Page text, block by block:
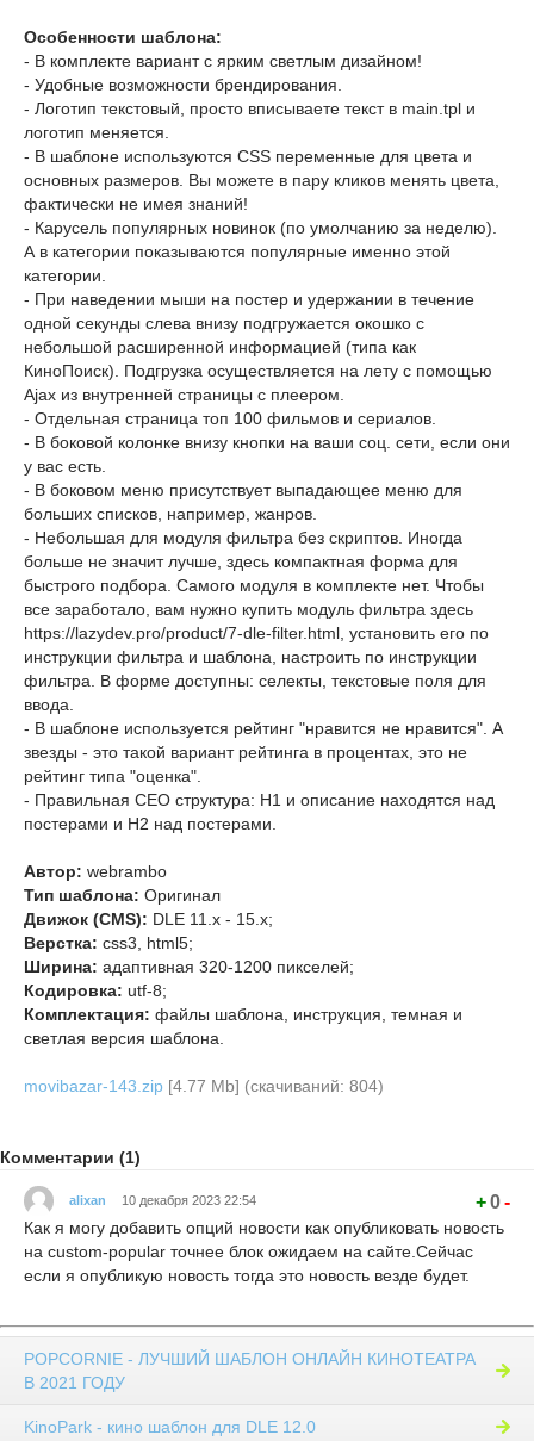
Особенности шаблона:
- В комплекте вариант с ярким светлым дизайном!
- Удобные возможности брендирования.
- Логотип текстовый, просто вписываете текст в main.tpl и
логотип меняется.
- В шаблоне используются CSS переменные для цвета и
основных размеров. Вы можете в пару кликов менять цвета,
фактически не имея знаний!
- Карусель популярных новинок (по умолчанию за неделю).
А в категории показываются популярные именно этой
категории.
- При наведении мыши на постер и удержании в течение
одной секунды слева внизу подгружается окошко с
небольшой расширенной информацией (типа как
КиноПоиск). Подгрузка осуществляется на лету с помощью
Ajax из внутренней страницы с плеером.
- Отдельная страница топ 100 фильмов и сериалов.
- В боковой колонке внизу кнопки на ваши соц. сети, если они
у вас есть.
- В боковом меню присутствует выпадающее меню для
больших списков, например, жанров.
- Небольшая для модуля фильтра без скриптов. Иногда
больше не значит лучше, здесь компактная форма для
быстрого подбора. Самого модуля в комплекте нет. Чтобы
все заработало, вам нужно купить модуль фильтра здесь
https://lazydev.pro/product/7-dle-filter.html, установить его по
инструкции фильтра и шаблона, настроить по инструкции
фильтра. В форме доступны: селекты, текстовые поля для
ввода.
- В шаблоне используется рейтинг "нравится не нравится". А
звезды - это такой вариант рейтинга в процентах, это не
рейтинг типа "оценка".
- Правильная СЕО структура: Н1 и описание находятся над
постерами и Н2 над постерами.
Автор: webrambo
Тип шаблона: Оригинал
Движок (CMS): DLE 11.x - 15.x;
Верстка: css3, html5;
Ширина: адаптивная 320-1200 пикселей;
Кодировка: utf-8;
Комплектация: файлы шаблона, инструкция, темная и
светлая версия шаблона.
movibazar-143.zip [4.77 Mb] (cкачиваний: 804)
Комментарии (1)
alixan 10 декабря 2023 22:54 +0-
Как я могу добавить опций новости как опубликовать новость
на custom-popular точнее блок ожидаем на сайте.Сейчас
если я опубликую новость тогда это новость везде будет.
POPCORNIE - ЛУЧШИЙ ШАБЛОН ОНЛАЙН КИНОТЕАТРА
В 2021 ГОДУ
KinoPark - кино шаблон для DLE 12.0